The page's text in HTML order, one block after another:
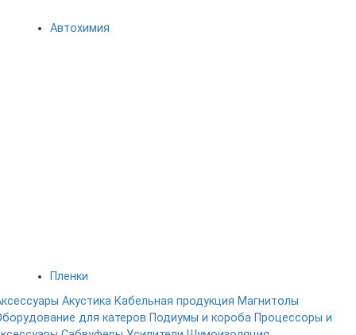
Автохимия
Пленки
Акустика Кабельная продукция Магнитолы
для катеров Подиумы и короба Процессоры и